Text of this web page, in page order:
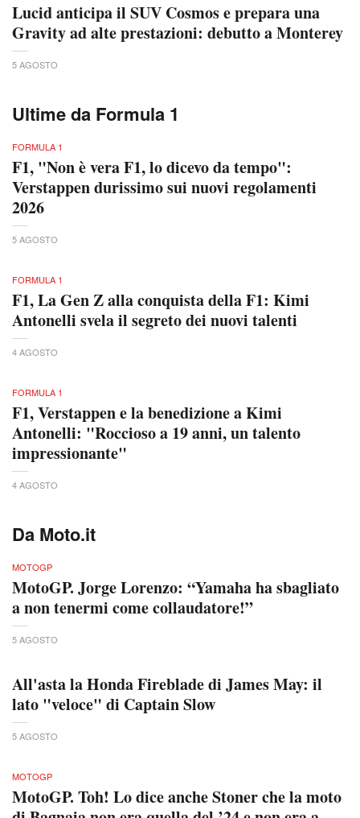
Lucid anticipa il SUV Cosmos e prepara una
Gravity ad alte prestazioni: debutto a Monterey
5 AGOSTO
Ultime da Formula 1
FORMULA 1
F1, "Non è vera F1, lo dicevo da tempo":
Verstappen durissimo sui nuovi regolamenti
2026
5 AGOSTO
FORMULA 1
F1, La Gen Z alla conquista della F1: Kimi
Antonelli svela il segreto dei nuovi talenti
4 AGOSTO
FORMULA 1
F1, Verstappen e la benedizione a Kimi
Antonelli: "Roccioso a 19 anni, un talento
impressionante"
4 AGOSTO
Da Moto.it
MOTOGP
MotoGP. Jorge Lorenzo: “Yamaha ha sbagliato
a non tenermi come collaudatore!”
5 AGOSTO
All'asta la Honda Fireblade di James May: il
lato "veloce" di Captain Slow
5 AGOSTO
MOTOGP
MotoGP. Toh! Lo dice anche Stoner che la moto